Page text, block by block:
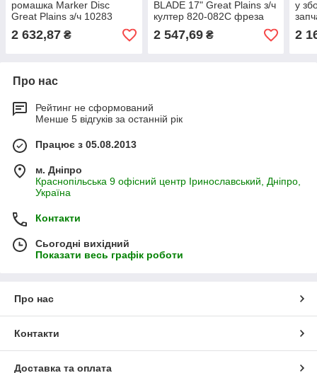
ромашка Marker Disc
Great Plains з/ч 10283
2 632,87 ₴
BLADE 17" Great Plains з/ч
култер 820-082С фреза
2 547,69₴
у
121
2
Про нас
Рейтинг не сформований
Менше 5 відгуків за останній рік
Працює з 05.08.2013
м. Дніпро
Краснопільська 9 офісний центр Іринославський, Дніпро,
Україна
Контакти
Сьогодні вихідний
Показати весь графік роботи
Про нас
Контакти
Доставка та оплата